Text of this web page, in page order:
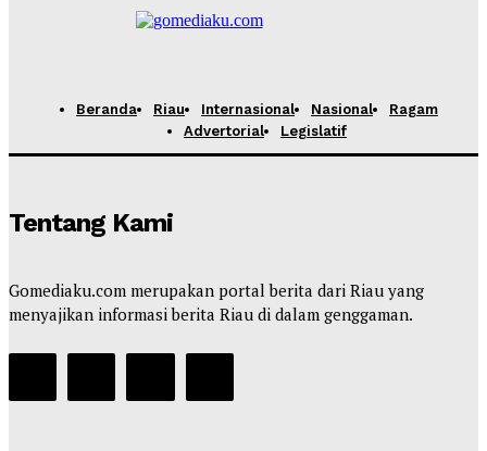
Beranda Riau Internasional Nasional
Ragam
Advertorial
Legislatif
Tentang Kami
Gomediaku.com merupakan portal berita dari Riau yang
menyajikan informasi berita Riau di dalam genggaman.